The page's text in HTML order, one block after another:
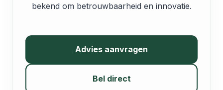
bekend om betrouwbaarheid en innovatie.
Advies aanvragen
Bel direct